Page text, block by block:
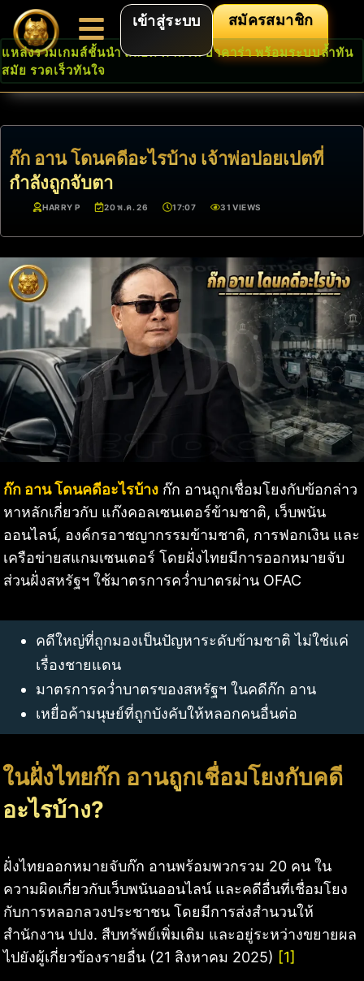
เข้าสู่ระบบ สมัครสมาชิก
แหล่งรวมเกมส์ชั้นนำ สล็อต คาสิโน บาคาร่า พร้อมระบบล้ำทัน
สมัย รวดเร็วทันใจ
ก๊ก อาน โดนคดีอะไรบ้าง เจ้าพ่อปอยเปตที่
กำลังถูกจับตา
HARRY P 20 พ.ค. 26 17:07 31 VIEWS
ก๊ก อาน โดนคดีอะไรบ้าง ก๊ก อานถูกเชื่อมโยงกับข้อกล่าว
หาหลักเกี่ยวกับ แก๊งคอลเซนเตอร์ข้ามชาติ, เว็บพนัน
ออนไลน์, องค์กรอาชญากรรมข้ามชาติ, การฟอกเงิน และ
เครือข่ายสแกมเซนเตอร์ โดยฝั่งไทยมีการออกหมายจับ
ส่วนฝั่งสหรัฐฯ ใช้มาตรการคว่ำบาตรผ่าน OFAC
คดีใหญ่ที่ถูกมองเป็นปัญหาระดับข้ามชาติ ไม่ใช่แค่
เรื่องชายแดน
มาตรการคว่ำบาตรของสหรัฐฯ ในคดีก๊ก อาน
เหยื่อค้ามนุษย์ที่ถูกบังคับให้หลอกคนอื่นต่อ
ในฝั่งไทยก๊ก อานถูกเชื่อมโยงกับคดี
อะไรบ้าง?
ฝั่งไทยออกหมายจับก๊ก อานพร้อมพวกรวม 20 คน ใน
ความผิดเกี่ยวกับเว็บพนันออนไลน์ และคดีอื่นที่เชื่อมโยง
กับการหลอกลวงประชาชน โดยมีการส่งสำนวนให้
สำนักงาน ปปง. สืบทรัพย์เพิ่มเติม และอยู่ระหว่างขยายผล
ไปยังผู้เกี่ยวข้องรายอื่น (21 สิงหาคม 2025) [1]